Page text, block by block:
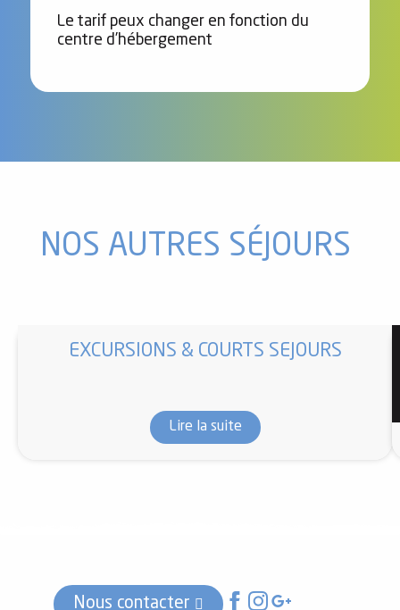
Le tarif peux changer en fonction du
centre d’hébergement
NOS AUTRES SÉJOURS
EXCURSIONS & COURTS SEJOURS
Lire la suite
Nous contacter